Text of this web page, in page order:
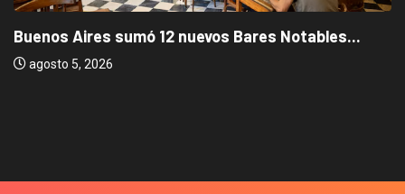
Buenos Aires sumó 12 nuevos Bares Notables...
agosto 5, 2026